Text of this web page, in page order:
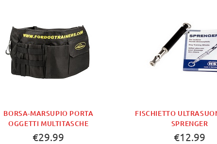
BORSA-MARSUPIO PORTA
OGGETTI MULTITASCHE
€29.99
FISCHIETTO
SPRENGER
€12.99